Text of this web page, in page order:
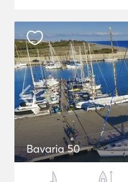
Bavaria 50